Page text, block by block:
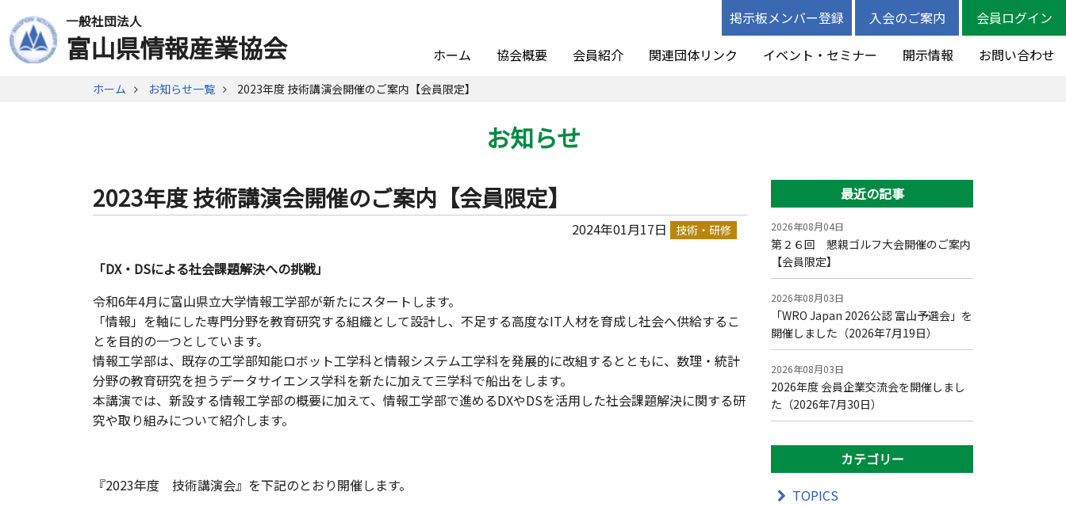
一般社団法人
富山県情報産業協会
掲示板メンバー登録 入会のご案内
会員ログイン
ホーム
協会概要 会員紹介 関連団体リンク イベント・セミナー 開示情報 お問い合わせ
ホーム お知らせ一覧 2023年度 技術講演会開催のご案内【会員限定】
お知らせ
2023年度 技術講演会開催のご案内【会員限定】
2024年01月17日 技術・研修
「DX・DSによる社会課題解決への挑戦」
令和6年4月に富山県立大学情報工学部が新たにスタートします。
「情報」を軸にした専門分野を教育研究する組織として設計し、不足する高度なIT人材を育成し社会へ供給するこ
とを目的の一つとしています。
情報工学部は、既存の工学部知能ロボット工学科と情報システム工学科を発展的に改組するとともに、数理・統計
分野の教育研究を担うデータサイエンス学科を新たに加えて三学科で船出をします。
本講演では、新設する情報工学部の概要に加えて、情報工学部で進めるDXやDSを活用した社会課題解決に関する研
究や取り組みについて紹介します。
『2023年度 技術講演会』を下記のとおり開催します。
最近の記事
2026年08月04日
第２６回 懇親ゴルフ大会開催のご案内
【会員限定】
2026年08月03日
「WRO Japan 2026公認 富山予選会」を
開催しました（2026年7月19日）
2026年08月03日
2026年度 会員企業交流会を開催しまし
た（2026年7月30日）
カテゴリー
TOPICS